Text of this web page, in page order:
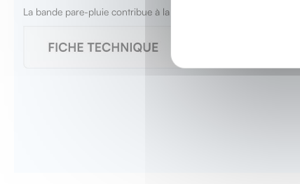
La bande pare-pluie contribue à la bande conservation des bois